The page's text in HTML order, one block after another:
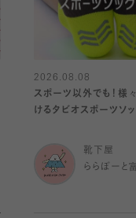
2026.08.08
スポーツ以外でも！様
けるタビオスポーツソ
靴下屋
ららぽーと